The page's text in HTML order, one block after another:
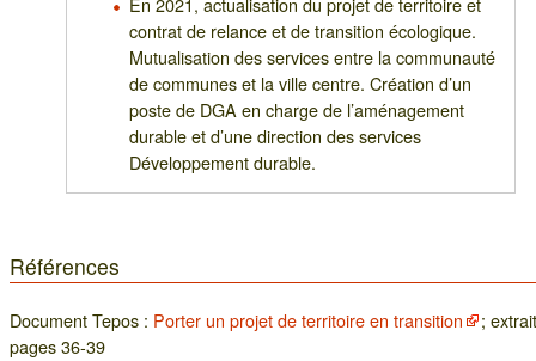
contrat de relance et de transition écologique.
Mutualisation des services entre la communauté
de communes et la ville centre. Création d’un
poste de DGA en charge de l’aménagement
durable et d’une direction des services
Développement durable.
Références
Document Tepos : Porter un projet de territoire en transition
; extrait
pages 36-39